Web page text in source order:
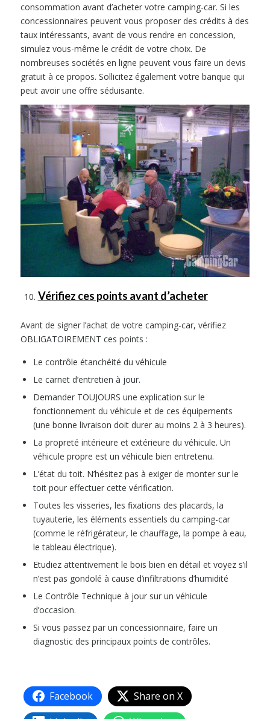
consommation avant d’acheter votre camping-car. Si les
concessionnaires peuvent vous proposer des crédits à des
taux intéressants, avant de vous rendre en concession,
simulez vous-même le crédit de votre choix. De
nombreuses sociétés en ligne peuvent vous faire un devis
gratuit à ce propos. Sollicitez également votre banque qui
peut avoir une offre séduisante.
Vérifiez ces points avant d’acheter
Avant de signer l’achat de votre camping-car, vérifiez
OBLIGATOIREMENT ces points :
Le contrôle étanchéité du véhicule
Le carnet d’entretien à jour.
Demander TOUJOURS une explication sur le
fonctionnement du véhicule et de ces équipements
(une bonne livraison doit durer au moins 2 à 3 heures).
La propreté intérieure et extérieure du véhicule. Un
véhicule propre est un véhicule bien entretenu.
L’état du toit. N’hésitez pas à exiger de monter sur le
toit pour effectuer cette vérification.
Toutes les visseries, les fixations des placards, la
tuyauterie, les éléments essentiels du camping-car
(comme le réfrigérateur, le chauffage, la pompe à eau,
le tableau électrique).
Etudiez attentivement le bois bien en détail et voyez s’il
n’est pas gondolé à cause d’infiltrations d’humidité
Le Contrôle Technique à jour sur un véhicule
d’occasion.
Si vous passez par un concessionnaire, faire un
diagnostic des principaux points de contrôles.
Facebook
Share on X